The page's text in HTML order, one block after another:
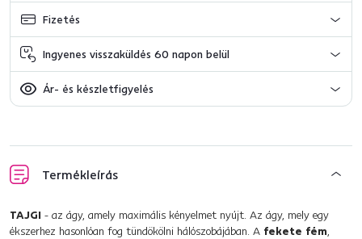
Fizetés
Ingyenes visszaküldés 60 napon belül
Ár- és készletfigyelés
Termékleírás
TAJGI - az ágy, amely maximális kényelmet nyújt. Az ágy, mely egy
ékszerhez hasonlóan fog tündökölni hálószobájában. A fekete fém,